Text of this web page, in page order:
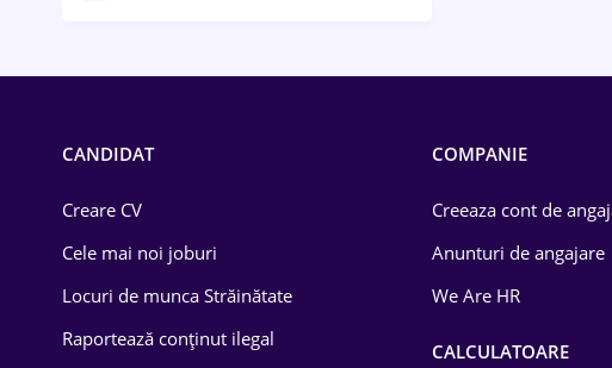
Drept
Educație / Training
CANDIDAT
Creare CV
Cele mai noi joburi
Locuri de munca Străinătate
Raportează conținut ilegal
COMPANIE
Creeaza cont de
Anunturi de angajare
We Are HR
CALCULATOARE